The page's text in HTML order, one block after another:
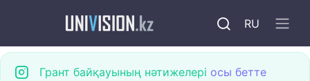
RU
Грант байқауының нәтижелері осы бетте